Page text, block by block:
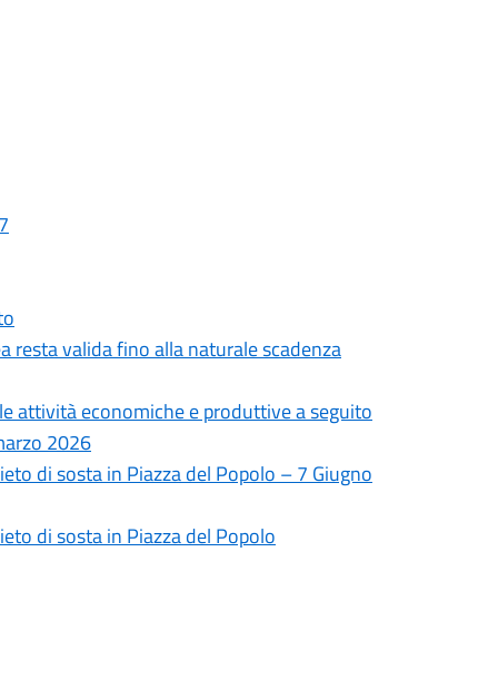
resta valida fino alla naturale scadenza
attività economiche e produttive a seguito
2026
di sosta in Piazza del Popolo – 7 Giugno
di sosta in Piazza del Popolo